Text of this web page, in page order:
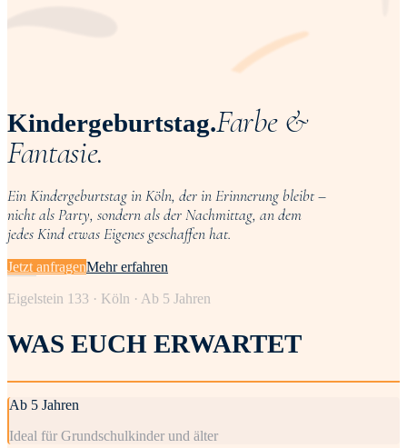
Kindergeburtstag.Farbe &
Fantasie.
Ein Kindergeburtstag in Köln, der in Erinnerung bleibt –
nicht als Party, sondern als der Nachmittag, an dem
jedes Kind etwas Eigenes geschaffen hat.
Jetzt anfragenMehr erfahren
Eigelstein 133 · Köln · Ab 5 Jahren
WAS EUCH ERWARTET
Ab 5 Jahren
Ideal für Grundschulkinder und älter